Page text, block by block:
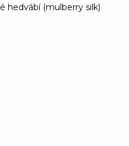
hedvábí (mulberry silk)